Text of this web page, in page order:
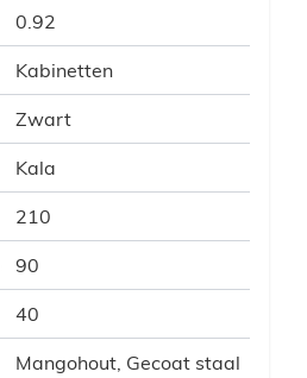
0.92
Kabinetten
Zwart
Kala
210
90
40
Mangohout, Gecoat staal